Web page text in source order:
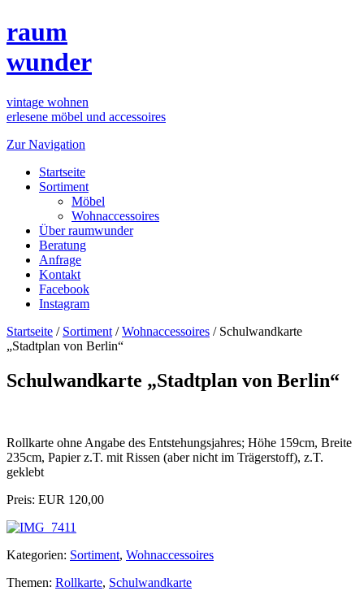
raum
wunder
vintage wohnen
erlesene möbel und accessoires
Zur Navigation
Startseite
Sortiment
Möbel
Wohnaccessoires
Über raumwunder
Beratung
Anfrage
Kontakt
Facebook
Instagram
Startseite / Sortiment /Wohnaccessoires / Schulwandkarte
„Stadtplan von Berlin“
Schulwandkarte „Stadtplan von Berlin“
Rollkarte ohne Angabe des Entstehungsjahres; Höhe 159cm, Breite
235cm, Papier z.T. mit Rissen (aber nicht im Trägerstoff), z.T.
geklebt
Preis: EUR 120,00
Kategorien: Sortiment, Wohnaccessoires
Themen: Rollkarte, Schulwandkarte